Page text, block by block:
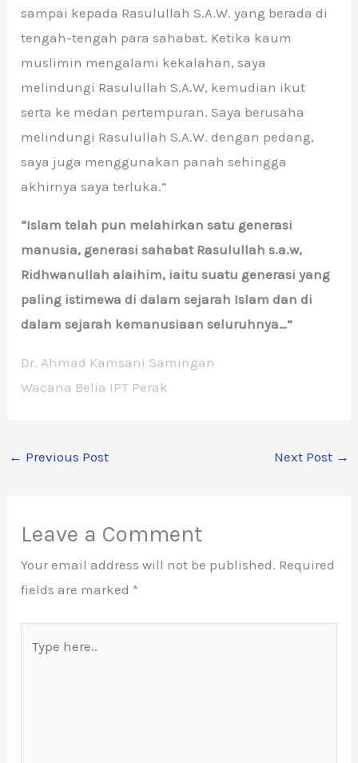
sampai kepada Rasulullah S.A.W. yang berada di
tengah-tengah para sahabat. Ketika kaum
muslimin mengalami kekalahan, saya
melindungi Rasulullah S.A.W, kemudian ikut
serta ke medan pertempuran. Saya berusaha
melindungi Rasulullah S.A.W. dengan pedang,
saya juga menggunakan panah sehingga
akhirnya saya terluka.”
“Islam telah pun melahirkan satu generasi
manusia, generasi sahabat Rasulullah s.a.w,
Ridhwanullah alaihim, iaitu suatu generasi yang
paling istimewa di dalam sejarah Islam dan di
dalam sejarah kemanusiaan seluruhnya…”
Dr. Ahmad Kamsani Samingan
Wacana Belia IPT Perak
← Previous Post Next Post →
Leave a Comment
Your email address will not be published. Required
fields are marked *
here..